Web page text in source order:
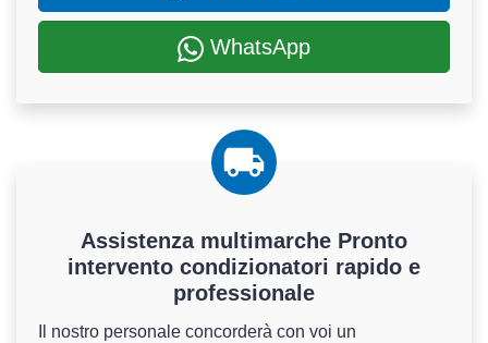
WhatsApp
Assistenza multimarche Pronto
intervento condizionatori rapido e
professionale
Il nostro personale concorderà con voi un